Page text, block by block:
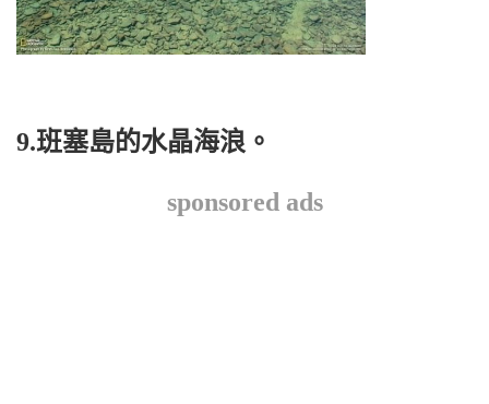
9.班塞島的水晶海浪。
sponsored ads